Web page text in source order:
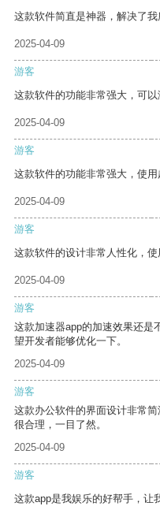
这款软件简直是神器，解决了我
2025-04-09
游客
这款软件的功能非常强大，可以
2025-04-09
游客
这款软件的功能非常强大，使用
2025-04-09
游客
这款软件的设计非常人性化，使
2025-04-09
游客
这款加速器app的加速效果还是
望开发者能够优化一下。
2025-04-09
游客
这款办公软件的界面设计非常
很合理，一目了然。
2025-04-09
游客
这款app是我娱乐的好帮手，让